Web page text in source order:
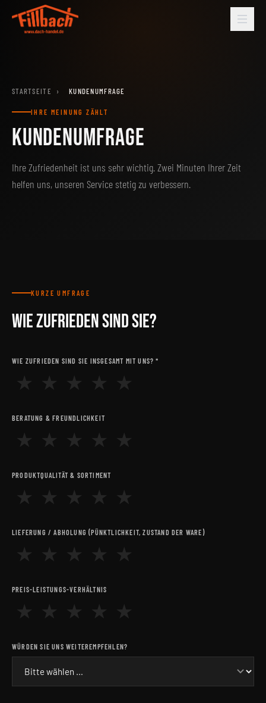
STARTSEITE › KUNDENUMFRAGE
IHRE MEINUNG ZÄHLT
KUNDENUMFRAGE
Ihre Zufriedenheit ist uns sehr wichtig. Zwei Minuten Ihrer Zeit
helfen uns, unseren Service stetig zu verbessern.
KURZE UMFRAGE
WIE ZUFRIEDEN SIND SIE?
WIE ZUFRIEDEN SIND SIE INSGESAMT MIT UNS? *
★
★
★
★
★
BERATUNG & FREUNDLICHKEIT
★
★
★
★
★
PRODUKTQUALITÄT & SORTIMENT
★
★
★
★
★
LIEFERUNG / ABHOLUNG (PÜNKTLICHKEIT, ZUSTAND DER WARE)
★
★
★
★
★
PREIS-LEISTUNGS-VERHÄLTNIS
★
★
★
★
★
WÜRDEN SIE UNS WEITEREMPFEHLEN?